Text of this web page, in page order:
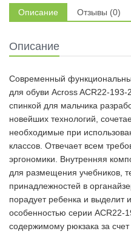
Описание Отзывы (0)
Описание
Современный
для обуви Across ACR22-193-
спинкой для мальчика
новейших технологий,
необходимые при
классов. Отвечает всем
эргономики. Внутренняя
для размещения учебников,
принадлежностей в
порадует ребенка и выделит
особенностью серии ACR22-
содержимому рюкзака за